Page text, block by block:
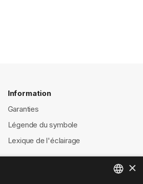
Information
Garanties
Légende du symbole
Lexique de l'éclairage
×